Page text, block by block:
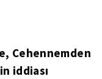
Cehennemden
iddiası